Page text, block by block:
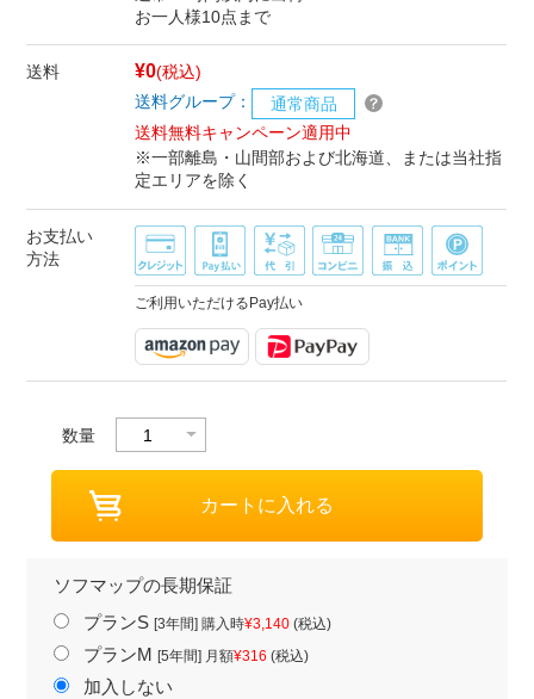
お一人様10点まで
送料 ¥0(税込)
送料グループ：
通常商品
送料無料キャンペーン適用中
※一部離島・山間部および北海道、または当社指
定エリアを除く
お支払い
方法
ご利用いただけるPay払い
数量
ソフマップの長期保証
プランS [3年間] 購入時¥3,140(税込)
プランM [5年間] 月額¥316 (税込)
加入しない